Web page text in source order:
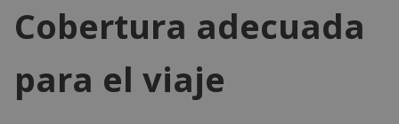
Cobertura adecuada
para el viaje